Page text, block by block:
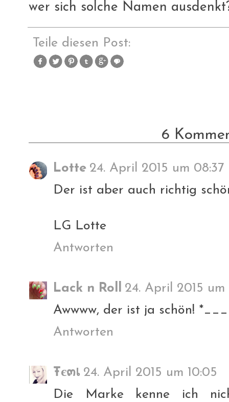
wer sich solche Namen
Teile diesen Post:
6
Lotte 24. April 2015 um 08:37
Der ist aber auch richtig
LG Lotte
Antworten
Lack n Roll 24. April 2015 um
Awwww, der ist ja schön!
Antworten
Ŧє๓เ 24. April 2015 um 10:05
Die Marke kenne ich